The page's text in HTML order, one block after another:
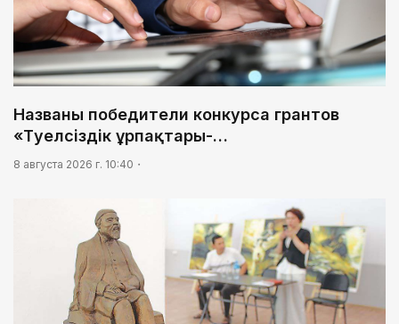
Названы победители конкурса грантов
«Тәуелсіздік ұрпақтары-…
8 августа 2026 г. 10:40